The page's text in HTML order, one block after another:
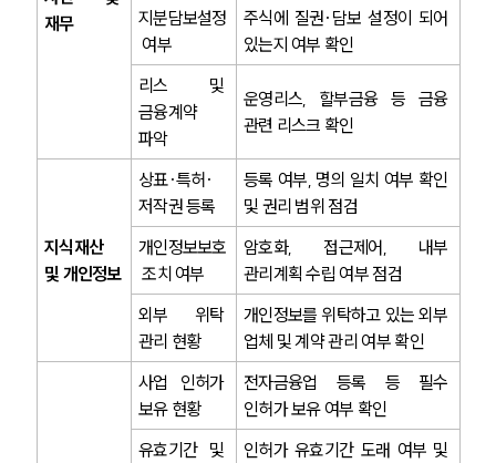
INSIGHT
주요 업무사례
기업 인사이트
법률정보
법률지식인
고객후기
NEWS
언론보도
공지사항
법률 블로그
법률서식
뉴스레터/브로슈어
세미나
재무
지분담보설정
여부
주식에 질권·담보 설정이 되어
있는지 여부 확인
리스 및
금융계약
파악
운영리스, 할부금융 등 금융
관련 리스크 확인
지식재산
및 개인정보
상표·특허·
저작권 등록
등록 여부, 명의 일치 여부 확인
및 권리 범위 점검
개인정보보호
조치 여부
암호화, 접근제어, 내부
관리계획 수립 여부 점검
외부 위탁
관리 현황
개인정보를 위탁하고 있는 외부
업체 및 계약 관리 여부 확인
사업 인허가
보유 현황
전자금융업 등록 등 필수
인허가 보유 여부 확인
유효기간 및
인허가 유효기간 도래 여부 및